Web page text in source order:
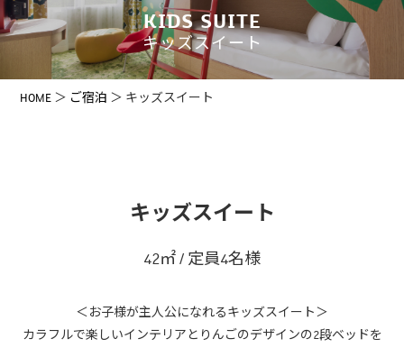
に
KIDS SUITE
キッズスイート
HOME ＞ ご宿泊 ＞ キッズスイート
キッズスイート
42㎡ / 定員4名様
＜お子様が主人公になれるキッズスイート＞
カラフルで楽しいインテリアとりんごのデザインの2段ベッドを